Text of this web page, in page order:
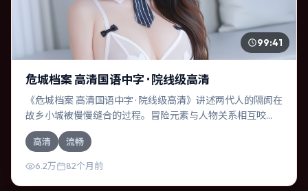
99:41
危城档案 高清国语中字 · 院线级高清
《危城档案 高清国语中字 · 院线级高清》讲述两代人的隔阂在
故乡小城被慢慢缝合的过程。冒险元素与人物关系相互咬
合，提莫西·查拉梅、易烊千玺的对手戏尤为出彩。导演是枝
裕和善于在长镜头中积蓄张力，本片亦在中国大陆实地取
景，增强真实质感。
高清 流畅
6.2万 82个月前